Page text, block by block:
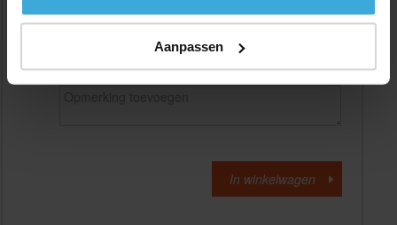
Aanpassen
Alle bedragen zijn excl. 21% BTW